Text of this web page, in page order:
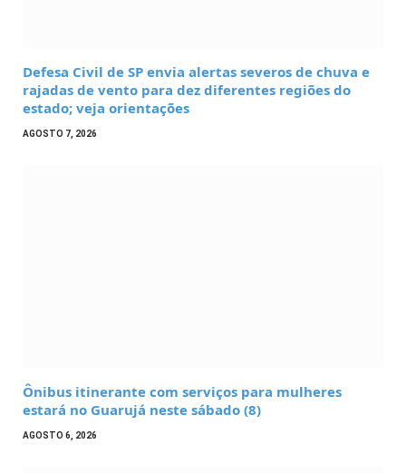
Defesa Civil de SP envia alertas severos de chuva e
rajadas de vento para dez diferentes regiões do
estado; veja orientações
AGOSTO 7, 2026
Ônibus itinerante com serviços para mulheres
estará no Guarujá neste sábado (8)
AGOSTO 6, 2026